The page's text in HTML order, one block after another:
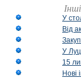
У
Від
У
15
Нові